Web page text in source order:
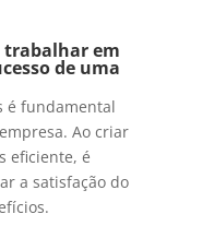
trabalhar em
de uma
é fundamental
Ao criar
eficiente, é
a satisfação do